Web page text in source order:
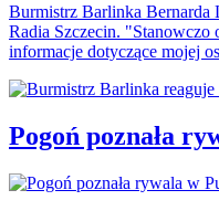
Burmistrz Barlinka Bernarda
Radia Szczecin. "Stanowczo
informacje dotyczące mojej
Pogoń poznała